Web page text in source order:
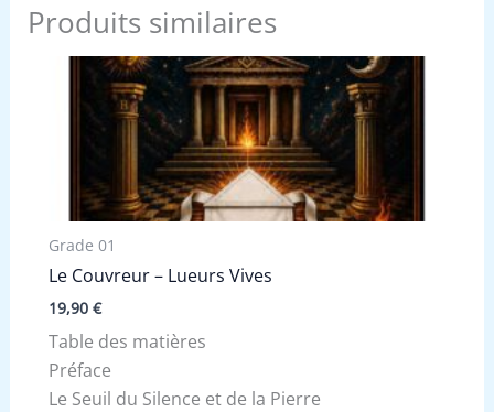
Produits similaires
Grade 01
Le Couvreur – Lueurs Vives
19,90 €
Table des matières
Préface
Le Seuil du Silence et de la Pierre